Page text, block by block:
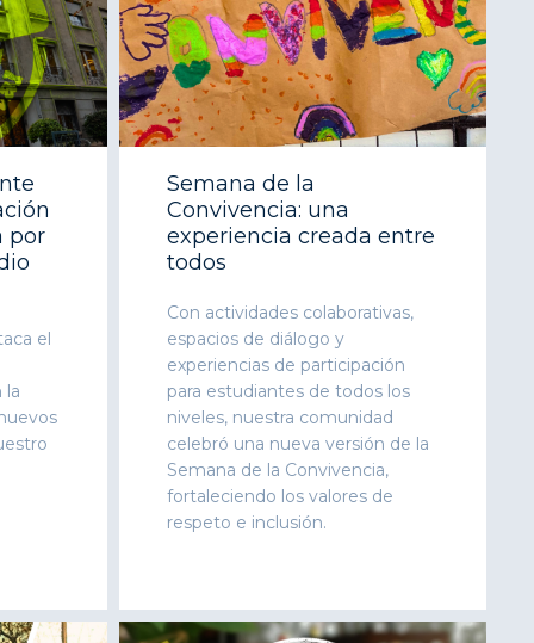
por
el
la
Semana de la
Convivencia: una
experiencia creada entre
todos
Con actividades colaborativas,
espacios de diálogo y
experiencias de participación
para estudiantes de todos los
niveles, nuestra comunidad
celebró una nueva versión de la
Semana de la Convivencia,
fortaleciendo los valores de
respeto e inclusión.